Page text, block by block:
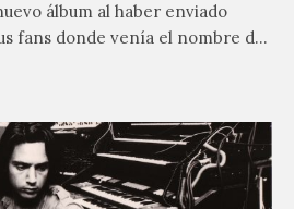
álbum al haber enviado
fans donde venía el nombre de